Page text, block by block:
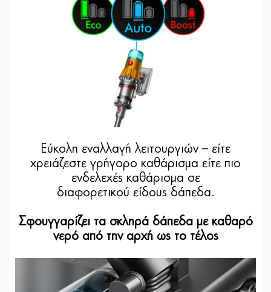
Εύκολη εναλλαγή λειτουργιών – είτε
χρειάζεστε γρήγορο καθάρισμα είτε πιο
ενδελεχές καθάρισμα σε
διαφορετικού είδους δάπεδα.
Σφουγγαρίζει τα σκληρά δάπεδα με καθαρό
νερό από την αρχή ως το τέλος